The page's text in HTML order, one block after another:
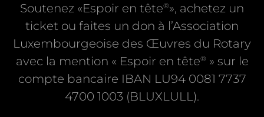
Soutenez «Espoir en tête®», achetez un
ticket ou faites un don à l’Association
Luxembourgeoise des Œuvres du Rotary
avec la mention « Espoir en tête® » sur le
compte bancaire IBAN LU94 0081 7737
4700 1003 (BLUXLULL).